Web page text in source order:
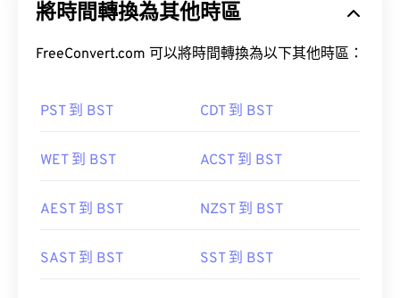
將時間轉換為其他時區
FreeConvert.com 可以將時間轉換為以下其他時區：
PST 到 BST CDT 到 BST
WET 到 BST ACST 到 BST
AEST 到 BST NZST 到 BST
SAST 到 BST SST 到 BST